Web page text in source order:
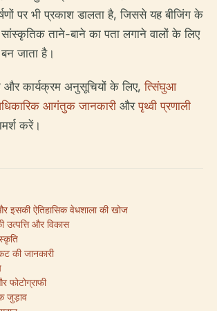
पर भी प्रकाश डालता है, जिससे यह बीजिंग के
ताने-बाने का पता लगाने वालों के लिए
जाता है।
कार्यक्रम अनुसूचियों के लिए,त्सिंघुआ
आगंतुक जानकारी औरपृथ्वी प्रणाली
करें।
इसकी ऐतिहासिक वेधशाला की खोज
उत्पत्ति और विकास
की जानकारी
जुड़ाव